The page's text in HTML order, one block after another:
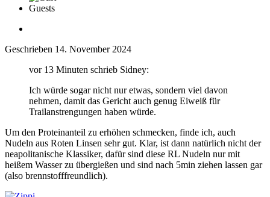
Guests
Geschrieben 14. November 2024
vor 13 Minuten schrieb Sidney:
Ich würde sogar nicht nur etwas, sondern viel davon
nehmen, damit das Gericht auch genug Eiweiß für
Trailanstrengungen haben würde.
Um den Proteinanteil zu erhöhen schmecken, finde ich, auch
Nudeln aus Roten Linsen sehr gut. Klar, ist dann natürlich nicht der
neapolitanische Klassiker, dafür sind diese RL Nudeln nur mit
heißem Wasser zu übergießen und sind nach 5min ziehen lassen gar
(also brennstofffreundlich).